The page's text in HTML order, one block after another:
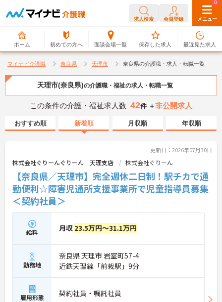
求人検索 会員登録 メニュー
ホーム 初めての方へ 面談会場一覧
0
保存した求人
0
最近見た求人
マイナビ介護職 奈良県 天理市 奈良県の介護職・求人・転職一覧
天理市(奈良県)の介護職・福祉の求人・転職一覧
この条件の介護・福祉求人数 42件 ＋非公開求人
おすすめ順 新着順 月収順 年収順
更新日：2026年07月30日
株式会社ぐりーんぐりーん 天理支店 株式会社ぐりーん
【奈良県／天理市】完全週休二日制！駅チカで通
勤便利☆障害児通所支援事業所で児童指導員募集
＜契約社員＞
給料 月収 23.5万円～31.1万円
勤務地
奈良県 天理市 岩室町57-4
近鉄天理線「前栽駅」9分
雇用形態 契約社員・嘱託社員